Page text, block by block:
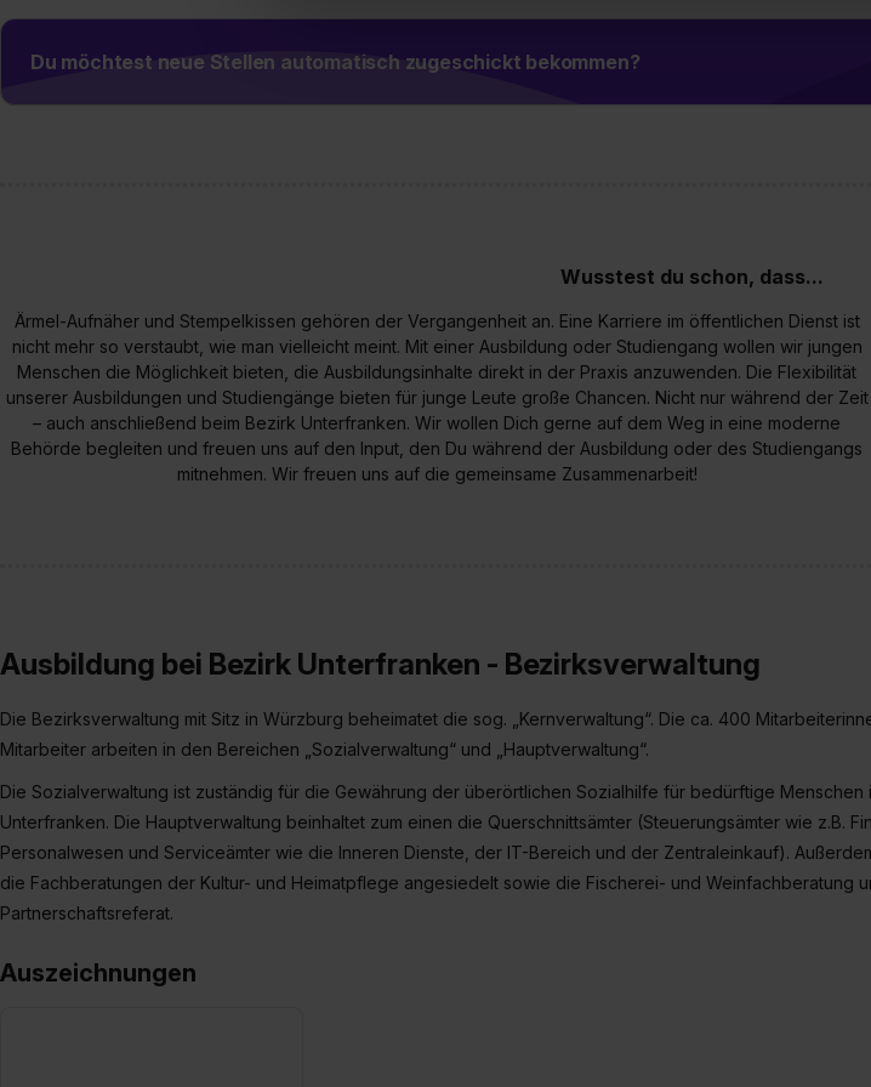
Verwendungszwecke zulassen, triff deine Auswahl über die
Einwilligung zur Platzierung von Cookies der Kategorien
umfasst hierbei die Einwilligung zur Übermittlung deiner Daten in
verfügen über kein angemessenes Datenschutzniveau (EuGH –
Du möchtest neue Stellen automatisch zugeschickt bekommen?
Wusstest du schon, dass...
Ärmel-Aufnäher und Stempelkissen gehören der Vergangenheit an. Eine Karriere im öffentlichen Dienst ist
nicht mehr so verstaubt, wie man vielleicht meint. Mit einer Ausbildung oder Studiengang wollen wir jungen
Menschen die Möglichkeit bieten, die Ausbildungsinhalte direkt in der Praxis anzuwenden. Die Flexibilität
unserer Ausbildungen und Studiengänge bieten für junge Leute große Chancen. Nicht nur während der Zeit
– auch anschließend beim Bezirk Unterfranken. Wir wollen Dich gerne auf dem Weg in eine moderne
Behörde begleiten und freuen uns auf den Input, den Du während der Ausbildung oder des Studiengangs
mitnehmen. Wir freuen uns auf die gemeinsame Zusammenarbeit!
Ausbildung bei Bezirk Unterfranken - Bezirksverwaltung
Die Bezirksverwaltung mit Sitz in Würzburg beheimatet die sog. „Kernverwaltung“. Die ca. 400
Mitarbeiter arbeiten in den Bereichen „Sozialverwaltung“ und „Hauptverwaltung“.
Die Sozialverwaltung ist zuständig für die Gewährung der überörtlichen Sozialhilfe für bedürftige Menschen
Unterfranken. Die Hauptverwaltung beinhaltet zum einen die Querschnittsämter (Steuerungsämter wie z.B.
Personalwesen und Serviceämter wie die Inneren Dienste, der IT-Bereich und der Zentraleinkauf).
die Fachberatungen der Kultur- und Heimatpflege angesiedelt sowie die Fischerei- und Weinfachberatung
Partnerschaftsreferat.
Auszeichnungen